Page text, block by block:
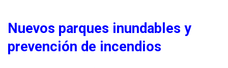
Nuevos parques inundables y
prevención de incendios